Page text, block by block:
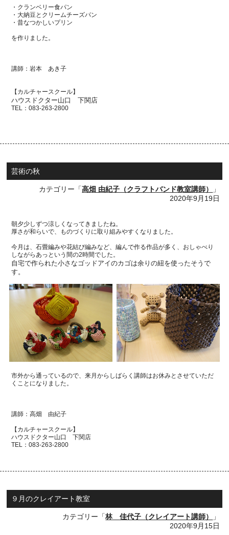
・クランベリー食パン
・大納豆とクリームチーズパン
・昔なつかしいプリン
を作りました。
講師：岩本 あき子
【カルチャースクール】
ハウスドクター山口 下関店
TEL： 083-263-2800
芸術の秋
カテゴリー「高畑 由紀子（クラフトバンド教室講師）
」
2020年9月19日
朝夕少しずつ涼しくなってきましたね。
厚さが和らいで、ものづくりに取り組みやすくなりました。
今月は、石畳編みや花結び編みなど、編んで作る作品が多く、おしゃべり
しながらあっという間の2時間でした。
自宅で作られた小さなゴッドアイのカゴは余りの紐を使ったそうで
す。
市外から通っているので、来月からしばらく講師はお休みとさせていただ
くことになりました。
講師：高畑 由紀子
【カルチャースクール】
ハウスドクター山口 下関店
TEL
： 083-263-2800
９月のクレイアート教室
カテゴリー「林 佳代子（クレイアート講師）
」
2020年9月15日